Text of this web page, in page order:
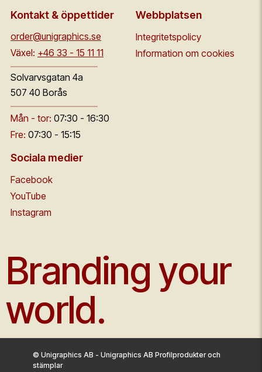
Kontakt & öppettider
order@unigraphics.se
Växel: +46 33 - 15 11 11
Solvarvsgatan 4a
507 40 Borås
Mån - tor: 07:30 - 16:30
Fre: 07:30 - 15:15
Webbplatsen
Integritetspolicy
Information om cookies
Sociala medier
Facebook
YouTube
Instagram
Branding your
world.
© Unigraphics AB - Unigraphics AB Profilprodukter och
stämplar